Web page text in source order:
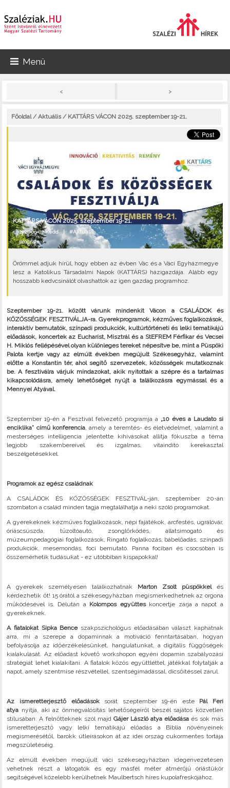
Menü
< >
Főoldal/Aktuális/ KATTÁRS VÁCON 2025. szeptember 19-21.
KATTÁRS VÁCON 2025. szeptember 19-21.
2025-09-02 Kedd |#Aktuális
program•
Örömmel adjuk hírül, hogy ebben az évben Vác és a Váci Egyházmegye
lesz a Katolikus Társadalmi Napok (KATTÁRS) házigazdája. Alább egy
hosszabb kedvcsinálót olvashattok az igen gazdag programhoz.
Szeptember 19-21. között
várunk mindenkit Vácon a CSALÁDOK és
KÖZÖSSÉGEK FESZTIVÁLJA-ra. Gyerekprogramok, kézműves foglalkozások,
interaktív bemutatók, színpadi produkciók, kultúrtörténeti és lelki tematikájú
előadások, koncertek az Eucharist, Misztrál és a StEFREM Férfikar és Vecsei
H. Miklós fellépésével olyan különleges tereket népesítve be, mint a Püspöki
Palota kertje vagy az elmúlt években megújult Székesegyház, valamint
előtte a Konstantin tér, ahol segítő szervezetek, közösségek mutatkoznak
be. A fesztiválra várjuk mindazokat, akik nyitottak a szépre és a tartalmas
kikapcsolódásra, amely lehetőséget nyújt a találkozásra egymással és a
Mennyei Atyával.
Szeptember 19-én a Fesztivál felvezető programja a „10 éves a Laudato si
enciklika” című konferencia, amely a teremtés- és életvédelmet, valamint a
mesterséges intelligencia jelentette kihívásokat állítja fókuszba a téma
legjobb szakembereivel és izgalmas, vitaindító kerekasztal
beszélgetésekkel.
Programok az egész családnak
A CSALÁDOK ÉS KÖZÖSSÉGEK FESZTIVÁL-ján, szeptember 20-án
szombaton a család minden tagja megtalálhatja a neki szóló programokat.
A gyerekeknek kézműves foglalkozások, népi fajátékok, arcfestés, ugrálóvár,
óriáscsúszda, tűzoltóautó, zsonglőrködés, állatsimogató és
múzeumpedagógiai foglalkozások, Ringató foglalkozás, bábelőadás, színpadi
produkciók, mesemondás, foci bemutató. Panna fociban és csocsóban is
összemérhetik tudásukat - ez utóbbiban kispapokkal!
A gyerekek személyesen találkozhatnak Marton Zsolt püspökkelés
kérdezhetik őt! 15 órától a székesegyházban megismerkedhetnek az orgona
működésével is. Délután a Kolompos együtteskoncertje zárja a napot a
gyerekeknek.
A fiatalokat Sipka Benceszakpszichológus előadásában választ kaphatnak
arra, mi a szerepe a dopaminnak a motiváció fenntartásában, hogyan
befolyásolja az időérzékelésünket, hangulatunkat, a digitális függőségek
kialakulását. Az előadást követő workshopon egyéni dopamin szabályozási
stratégiát lehet kialakítani. A fiatalok közös együttléttel, játékkal folytatják a
napot, amely szentmise részvétellel, szentségimádással, dicsőítéssel zárul.
Az ismeretterjesztő előadások sorát szeptember 19-én este Pál Feri
atya nyitja, aki az önmegvalósítás lehetőségeiről beszél sajátos közvetlen
stílusában. A felnőtteknek szól majd Gájer László atya előadásaés sok más
ismeretterjesztő vagy lelki tematikájú előadás a Biblia növényeinek
megismerésétől, barokk útleírásokon át az idei ország cukormentes tortája
megszületéséig.
Az elmúlt években megújult váci székesegyházban idegenvezetésen
vehetnek részt a látogatók és egy másfél méter átmérőjű óriástükör
segítségével közelebb kerülhetnek Maulbertsch híres kupolafreskójához.